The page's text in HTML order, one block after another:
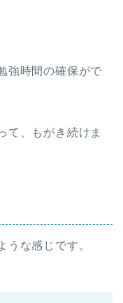
強時間の確保がで
て、もがき続けま
うな感じです。